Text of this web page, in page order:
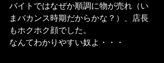
バイトではなぜか順調に物が売れ（い
まバカンス時期だからかな？）、店長
もホクホク顔でした。
なんてわかりやすい奴よ・・・